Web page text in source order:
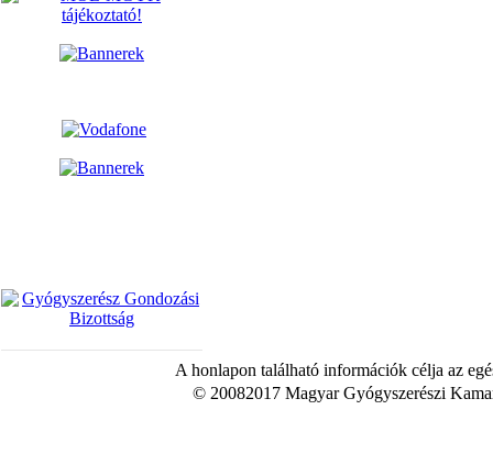
A honlapon található információk célja az
© 20082017 Magyar Gyógyszerészi